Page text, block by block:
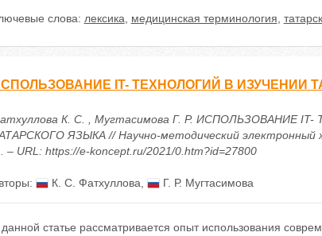
слова: лексика медицинская терминология
IT- ТЕХНОЛОГИЙ В ИЗУЧЕНИИ
К. С. , Мугтасимова Г. Р. ИСПОЛЬЗОВАНИЕ
ЯЗЫКА // Научно-методический электронный
– URL: https://e-koncept.ru/2021/0.htm?id=27800
К. С. Фатхуллова Г. Р. Мугтасимова
статье рассматривается опыт использования